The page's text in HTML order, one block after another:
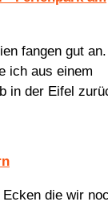
fangen gut an.
ich aus einem
in der Eifel
die wir